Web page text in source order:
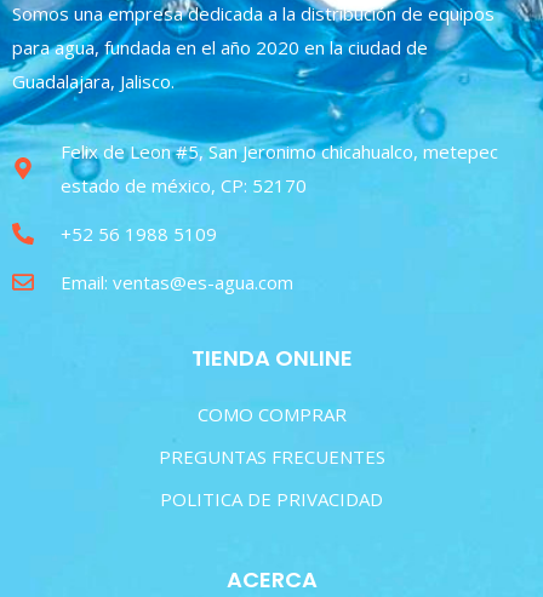
Somos una empresa dedicada a la distribución de equipos
para agua, fundada en el año 2020 en la ciudad de
Guadalajara, Jalisco.
Felix de Leon #5, San Jeronimo chicahualco, metepec
estado de méxico, CP: 52170
+52 56 1988 5109
Email: ventas@es-agua.com
TIENDA ONLINE
COMO COMPRAR
PREGUNTAS FRECUENTES
POLITICA DE PRIVACIDAD
ACERCA